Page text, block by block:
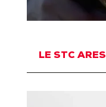
LE STC ARES